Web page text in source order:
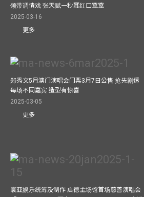
领带调情戏 张天赋一秒耳红口窒窒
2025-03-16
更多
郑秀文5月澳门演唱会门票3月7日公售 抢先剧透
每场不同嘉宾 造型有惊喜
2025-03-05
更多
寰亚娱乐统筹及制作 启德主场馆首场慈善演唱会